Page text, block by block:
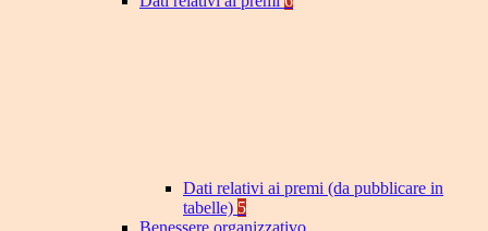
Dati relativi ai premi (da pubblicare in
tabelle) 5